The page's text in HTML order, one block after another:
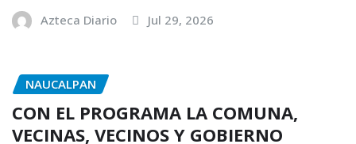
Azteca Diario Jul 29, 2026
NAUCALPAN
CON EL PROGRAMA LA COMUNA,
VECINAS, VECINOS Y GOBIERNO